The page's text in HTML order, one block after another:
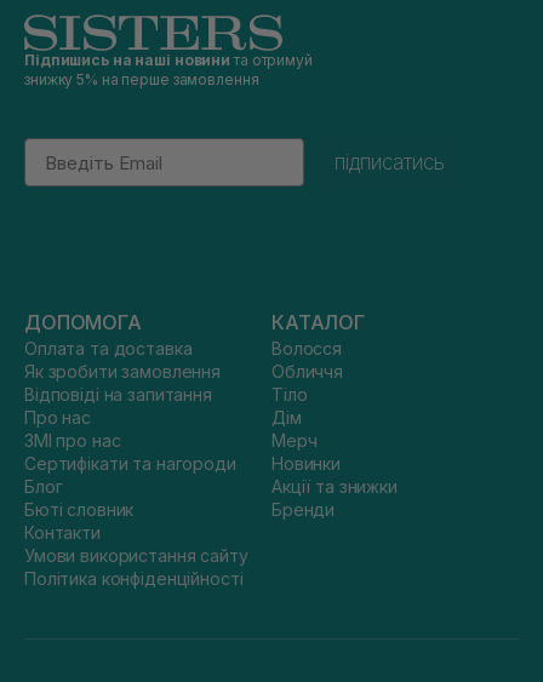
Підпишись на наші новини та отримуй
знижку 5% на перше замовлення
Email
підписатись
ДОПОМОГА
Оплата та доставка
Як зробити замовлення
Відповіді на запитання
Про нас
ЗМІ про нас
Сертифікати та нагороди
Блог
Бюті словник
Контакти
Умови використання сайту
Політика конфіденційності
КАТАЛОГ
Волосся
Обличчя
Тіло
Дім
Мерч
Новинки
Акції та знижки
Бренди